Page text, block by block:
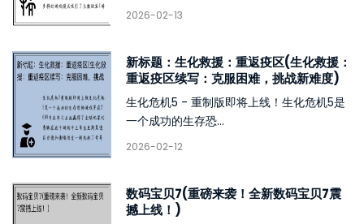
2026-02-13
新标题：生化救援：重返疫区(生化救援：
重返疫区续写：克服困难，挑战新难度)
生化危机5 - 重制版即将上线！生化危机5是
一个成功的生存恐...
2026-02-12
数码宝贝7(重磅来袭！全新数码宝贝7震
撼上线！)